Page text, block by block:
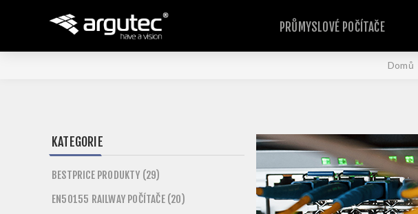
PRŮMYSLOVÉ POČÍTAČE
Domů
KATEGORIE
BESTPRICE PRODUKTY (29)
EN50155 RAILWAY POČÍTAČE (20)